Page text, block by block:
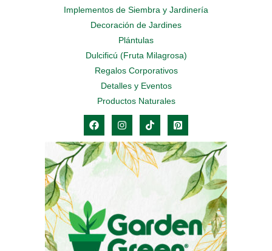
Implementos de Siembra y Jardinería
Decoración de Jardines
Plántulas
Dulcificú (Fruta Milagrosa)
Regalos Corporativos
Detalles y Eventos
Productos Naturales